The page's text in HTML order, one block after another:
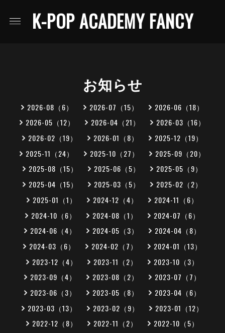
K-POP ACADEMY FANCY
お知らせ
2026-08（6） 2026-07（15）
2026-06（18）
2026-05（12）
2026-04（21）
2026-03（16）
2026-02（19）
2026-01（8）
2025-12（19）
2025-11（24）
2025-10（27）
2025-09（20）
2025-08（15）
2025-06（5）
2025-05（9）
2025-04（15）
2025-03（5）
2025-02（2）
2025-01（1）
2024-12（4）
2024-11（6）
2024-10（6）
2024-08（1）
2024-07（6）
2024-06（4）
2024-05（3）
2024-04（8）
2024-03（6）
2024-02（7）
2024-01（13）
2023-12（4）
2023-11（2）
2023-10（3）
2023-09（4）
2023-08（2）
2023-07（7）
2023-06（3）
2023-05（8）
2023-04（6）
2023-03（13）
2023-02（9）
2023-01（12）
2022-12（8）
2022-11（2）
2022-10（5）